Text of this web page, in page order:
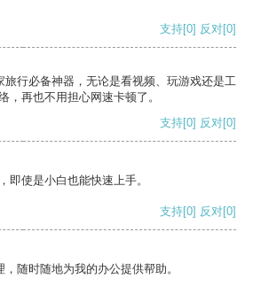
支持[0] 反对[0]
旅行必备神器，无论是看视频、玩游戏还是工
，再也不用担心网速卡顿了。
支持[0] 反对[0]
即使是小白也能快速上手。
支持[0] 反对[0]
随时随地为我的办公提供帮助。